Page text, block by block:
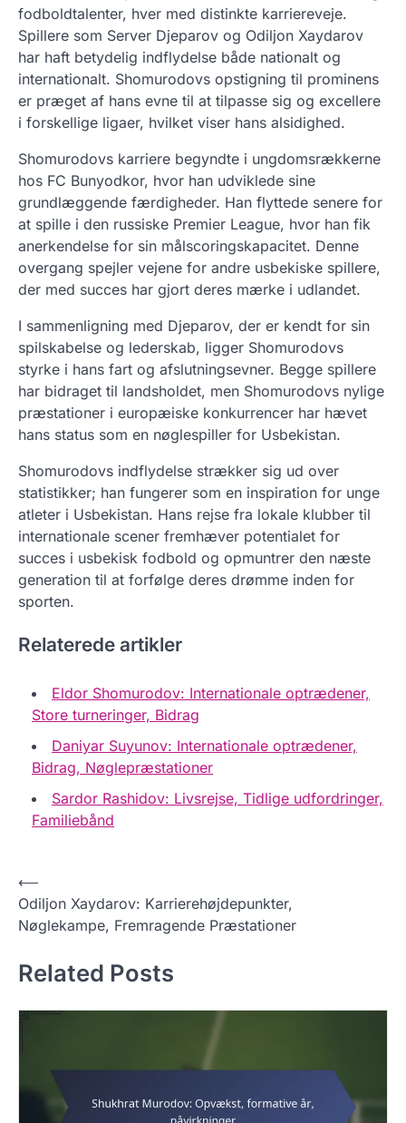
fodboldtalenter, hver med distinkte karriereveje.
Spillere som Server Djeparov og Odiljon Xaydarov
har haft betydelig indflydelse både nationalt og
internationalt. Shomurodovs opstigning til prominens
er præget af hans evne til at tilpasse sig og excellere
i forskellige ligaer, hvilket viser hans alsidighed.
Shomurodovs karriere begyndte i ungdomsrækkerne
hos FC Bunyodkor, hvor han udviklede sine
grundlæggende færdigheder. Han flyttede senere for
at spille i den russiske Premier League, hvor han fik
anerkendelse for sin målscoringskapacitet. Denne
overgang spejler vejene for andre usbekiske spillere,
der med succes har gjort deres mærke i udlandet.
I sammenligning med Djeparov, der er kendt for sin
spilskabelse og lederskab, ligger Shomurodovs
styrke i hans fart og afslutningsevner. Begge spillere
har bidraget til landsholdet, men Shomurodovs nylige
præstationer i europæiske konkurrencer har hævet
hans status som en nøglespiller for Usbekistan.
Shomurodovs indflydelse strækker sig ud over
statistikker; han fungerer som en inspiration for unge
atleter i Usbekistan. Hans rejse fra lokale klubber til
internationale scener fremhæver potentialet for
succes i usbekisk fodbold og opmuntrer den næste
generation til at forfølge deres drømme inden for
sporten.
Relaterede artikler
Eldor Shomurodov: Internationale optrædener,
Store turneringer, Bidrag
Daniyar Suyunov: Internationale optrædener,
Bidrag, Nøglepræstationer
Sardor Rashidov: Livsrejse, Tidlige udfordringer,
Familiebånd
P
o
t
⟵
Odiljon Xaydarov: Karrierehøjdepunkter,
Nøglekampe, Fremragende Præstationer
Related Posts